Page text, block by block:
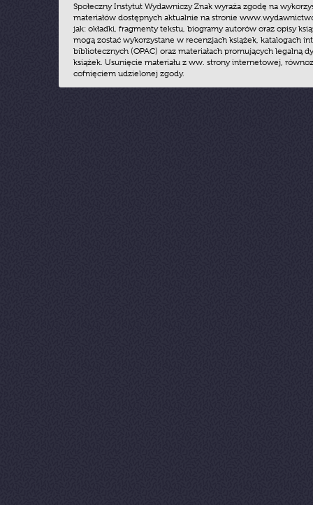
Społeczny Instytut Wydawniczy Znak wyraża zgodę na
materiałów dostępnych aktualnie na stronie
jak: okładki, fragmenty tekstu, biogramy autorów oraz opisy
mogą zostać wykorzystane w recenzjach książek, katalogach
bibliotecznych (OPAC) oraz materiałach promujących legalną
książek. Usunięcie materiału z ww. strony internetowej,
cofnięciem udzielonej zgody.